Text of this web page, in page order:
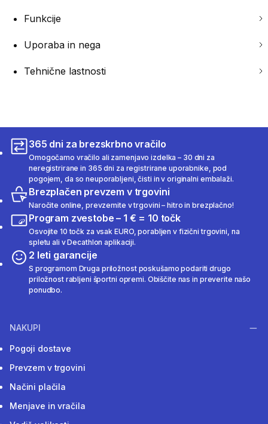
Funkcije
Uporaba in nega
Tehnične lastnosti
365 dni za brezskrbno vračilo
Omogočamo vračilo ali zamenjavo izdelka – 30 dni za
neregistrirane in 365 dni za registrirane uporabnike, pod
pogojem, da so neuporabljeni, čisti in v originalni embalaži.
Brezplačen prevzem v trgovini
Naročite online, prevzemite v trgovini – hitro in brezplačno!
Program zvestobe – 1 € = 10 točk
Osvojite 10 točk za vsak EURO, porabljen v fizični trgovini, na
spletu ali v Decathlon aplikaciji.
2 leti garancije
S programom Druga priložnost poskušamo podariti drugo
priložnost rabljeni športni opremi. Obiščite nas in preverite našo
ponudbo.
NAKUPI
Pogoji dostave
Prevzem v trgovini
Načini plačila
Menjave in vračila